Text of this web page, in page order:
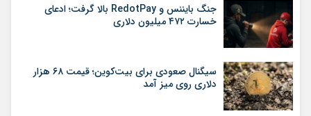
جنگ بایننس و RedotPay بالا گرفت؛ ادعای
خسارت ۴۷۲ میلیون دلاری
سیگنال صعودی برای بیت‌کوین؛ قیمت ۶۸ هزار
دلاری روی میز آمد